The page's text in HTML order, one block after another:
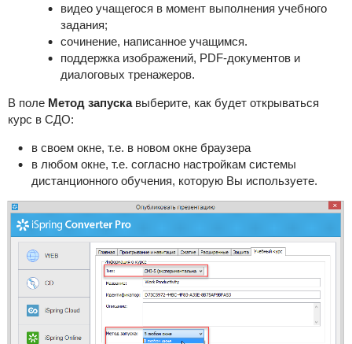
видео учащегося в момент выполнения учебного
задания;
сочинение, написанное учащимся.
поддержка изображений, PDF-документов и
диалоговых тренажеров.
В поле Метод запускавыберите, как будет открываться
курс в СДО:
в своем окне, т.е. в новом окне браузера
в любом окне, т.е. согласно настройкам системы
дистанционного обучения, которую Вы используете.